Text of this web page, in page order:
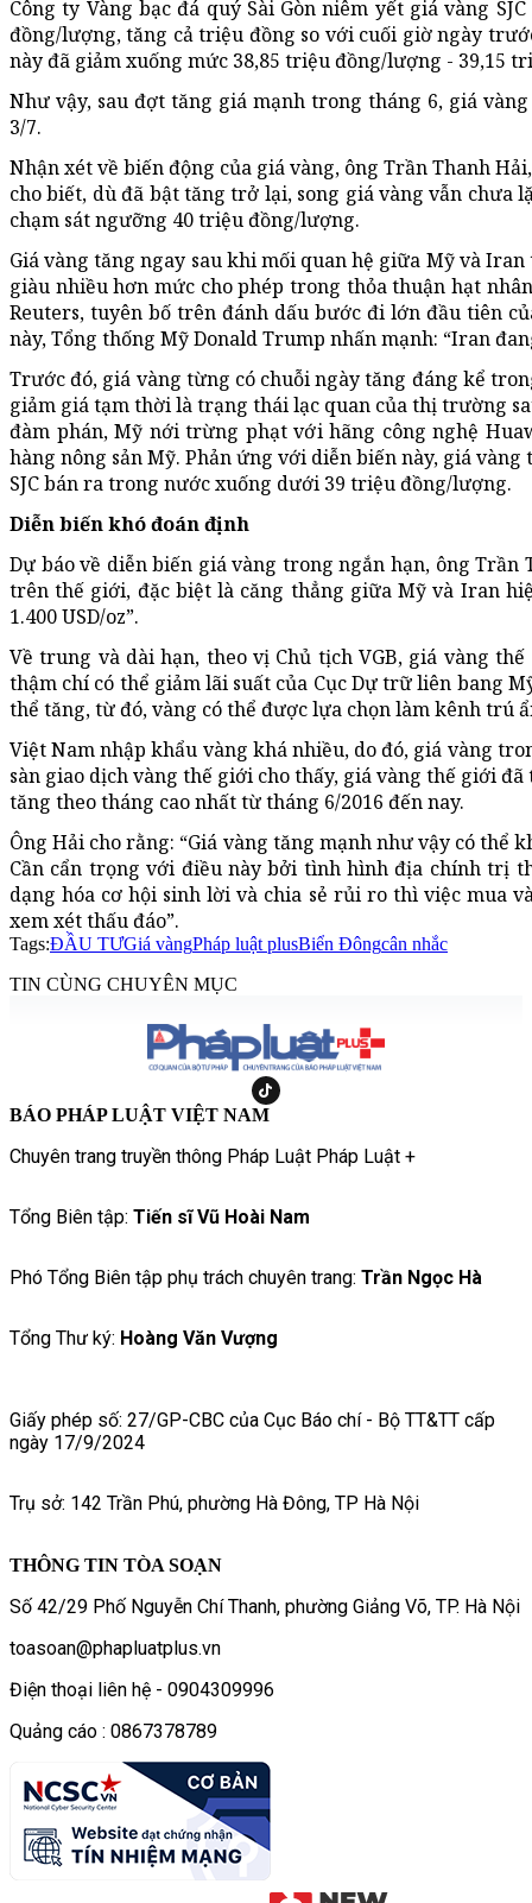
Công ty Vàng bạc đá quý Sài Gòn niêm yết giá vàng
đồng/lượng, tăng cả triệu đồng so với cuối giờ ngày
này đã giảm xuống mức 38,85 triệu đồng/lượng - 39,15
Như vậy, sau đợt tăng giá mạnh trong tháng 6, giá
3/7.
Nhận xét về biến động của giá vàng, ông Trần Thanh
cho biết, dù đã bật tăng trở lại, song giá vàng vẫn
chạm sát ngưỡng 40 triệu đồng/lượng.
Giá vàng tăng ngay sau khi mối quan hệ giữa Mỹ và
giàu nhiều hơn mức cho phép trong thỏa thuận hạt
Reuters, tuyên bố trên đánh dấu bước đi lớn đầu tiên
này, Tổng thống Mỹ Donald Trump nhấn mạnh: “Iran
Trước đó, giá vàng từng có chuỗi ngày tăng đáng kể
giảm giá tạm thời là trạng thái lạc quan của thị trường
đàm phán, Mỹ nới trừng phạt với hãng công nghệ
hàng nông sản Mỹ. Phản ứng với diễn biến này, giá
SJC bán ra trong nước xuống dưới 39 triệu đồng/lượng.
Diễn biến khó đoán định
Dự báo về diễn biến giá vàng trong ngắn hạn, ông
trên thế giới, đặc biệt là căng thẳng giữa Mỹ và Iran
1.400 USD/oz”.
Về trung và dài hạn, theo vị Chủ tịch VGB, giá vàng
thậm chí có thể giảm lãi suất của Cục Dự trữ liên bang
thể tăng, từ đó, vàng có thể được lựa chọn làm kênh trú
Việt Nam nhập khẩu vàng khá nhiều, do đó, giá vàng
sàn giao dịch vàng thế giới cho thấy, giá vàng thế giới
tăng theo tháng cao nhất từ tháng 6/2016 đến nay.
Ông Hải cho rằng: “Giá vàng tăng mạnh như vậy có
Cần cẩn trọng với điều này bởi tình hình địa chính trị
dạng hóa cơ hội sinh lời và chia sẻ rủi ro thì việc mua
xem xét thấu đáo”.
Tags:ĐẦU TƯGiá vàngPháp luật plusBiển Đôngcân nhắc
TIN CÙNG CHUYÊN MỤC
BÁO PHÁP LUẬT VIỆT NAM
Chuyên trang truyền thông Pháp Luật Pháp Luật +
Tổng Biên tập: Tiến sĩ Vũ Hoài Nam
Phó Tổng Biên tập phụ trách chuyên trang: Trần Ngọc Hà
Tổng Thư ký: Hoàng Văn Vượng
Giấy phép số: 27/GP-CBC của Cục Báo chí - Bộ TT&TT cấp
ngày 17/9/2024
Trụ sở: 142 Trần Phú, phường Hà Đông, TP Hà Nội
THÔNG TIN TÒA SOẠN
Số 42/29 Phố Nguyễn Chí Thanh, phường Giảng Võ, TP. Hà Nội
toasoan@phapluatplus.vn
Điện thoại liên hệ - 0904309996
Quảng cáo : 0867378789